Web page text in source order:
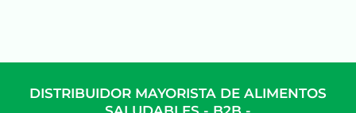
DISTRIBUIDOR MAYORISTA DE ALIMENTOS